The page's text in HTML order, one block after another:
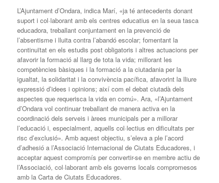
L’Ajuntament d’Ondara, indica Marí, «ja té antecedents donant
suport i col·laborant amb els centres educatius en la seua tasca
educadora, treballant conjuntament en la prevenció de
l’absentisme i lluita contra l’abandó escolar; fomentant la
continuïtat en els estudis post obligatoris i altres actuacions per
afavorir la formació al llarg de tota la vida; millorant les
competències bàsiques i la formació a la ciutadania per la
igualtat, la solidaritat i la convivència pacífica, afavorint la lliure
expressió d’idees i opinions; així com el debat ciutadà dels
aspectes que requerisca la vida en comú». Ara, «l’Ajuntament
d’Ondara vol continuar treballant de manera activa en la
coordinació dels serveis i àrees municipals per a millorar
l’educació i, especialment, aquells col·lectius en dificultats per
risc d’exclusió». Amb aquest objectiu, s’eleva a ple l’acord
d’adhesió a l’Associació Internacional de Ciutats Educadores, i
acceptar aquest compromís per convertir-se en membre actiu de
l’Associació, col·laborant amb els governs locals compromesos
amb la Carta de Ciutats Educadores.